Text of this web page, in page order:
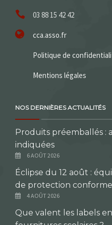
03 88 15 42 42
cca.asso.fr
Politique de
Mentions légales
NOS DERNIÈRES ACTUALITÉS
Produits préemballés :
indiquées
6 AOÛT 2026
Éclipse du 12 août :
de protection
4 AOÛT 2026
Que valent les labels